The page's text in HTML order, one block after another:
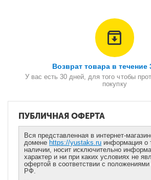
Возврат товара в течение
У вас есть 30 дней, для того чтобы
покупку
ПУБЛИЧНАЯ ОФЕРТА
Вся представленная в интернет-
домене https://yustaks.ru информация о
наличии, носит исключительно
характер и ни при каких условиях не
офертой в соответствии с положениями
РФ.